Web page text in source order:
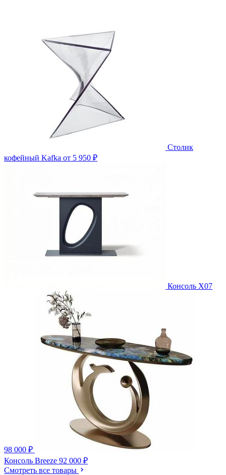
Столик
кофейный Kafka от 5 950 ₽
Консоль X07
98 000 ₽
Консоль Breeze 92 000 ₽
Смотреть все товары